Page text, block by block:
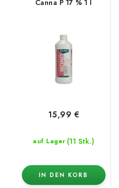
Canna P 17 % 1 l
auf Lager (11 Stk.)
15,99 €
IN DEN KORB